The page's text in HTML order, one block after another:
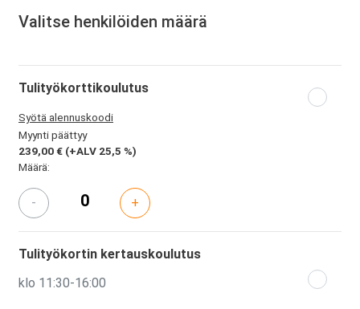
Valitse henkilöiden määrä
Tulityökorttikoulutus
Syötä alennuskoodi
Myynti päättyy
239,00 € (+ALV 25,5 %)
Määrä:
- +
Tulityökortin kertauskoulutus
klo 11:30-16:00